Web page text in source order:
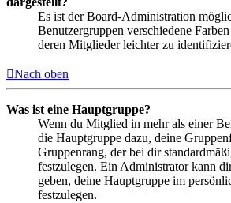
Es ist der Board-Administration
Benutzergruppen verschiedene
deren Mitglieder leichter zu
Nach oben
Was ist eine Hauptgruppe?
Wenn du Mitglied in mehr als einer
die Hauptgruppe dazu, deine
Gruppenrang, der bei dir
festzulegen. Ein Administrator kann
geben, deine Hauptgruppe im
festzulegen.